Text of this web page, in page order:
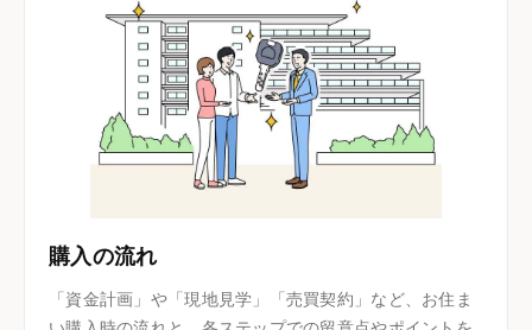
購入の流れ
「資金計画」や「現地見学」「売買契約」など、お住ま